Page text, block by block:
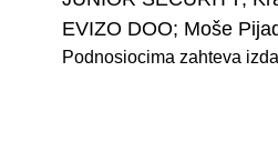
EVIZO DOO; Moše
Podnosiocima zahteva